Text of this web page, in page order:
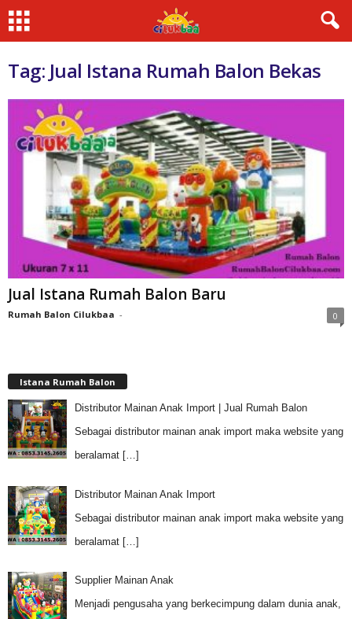
Tag: Jual Istana Rumah Balon Bekas
Jual Istana Rumah Balon Baru
Rumah Balon Cilukbaa - 0
Istana Rumah Balon
Distributor Mainan Anak Import | Jual Rumah Balon
Sebagai distributor mainan anak import maka website yang
beralamat […]
Distributor Mainan Anak Import
Sebagai distributor mainan anak import maka website yang
beralamat […]
Supplier Mainan Anak
Menjadi pengusaha yang berkecimpung dalam dunia anak,